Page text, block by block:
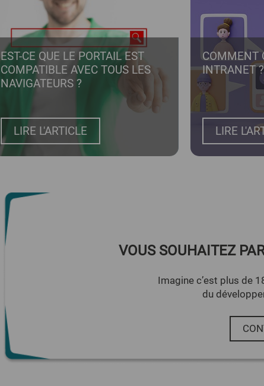
EST-CE QUE LE PORTAIL EST
COMPATIBLE AVEC TOUS LES
NAVIGATEURS ?
LIRE L'ARTICLE
COMMENT
INTRANET ?
LIRE
VOUS SOUHAITEZ
Imagine c’est plus de
du